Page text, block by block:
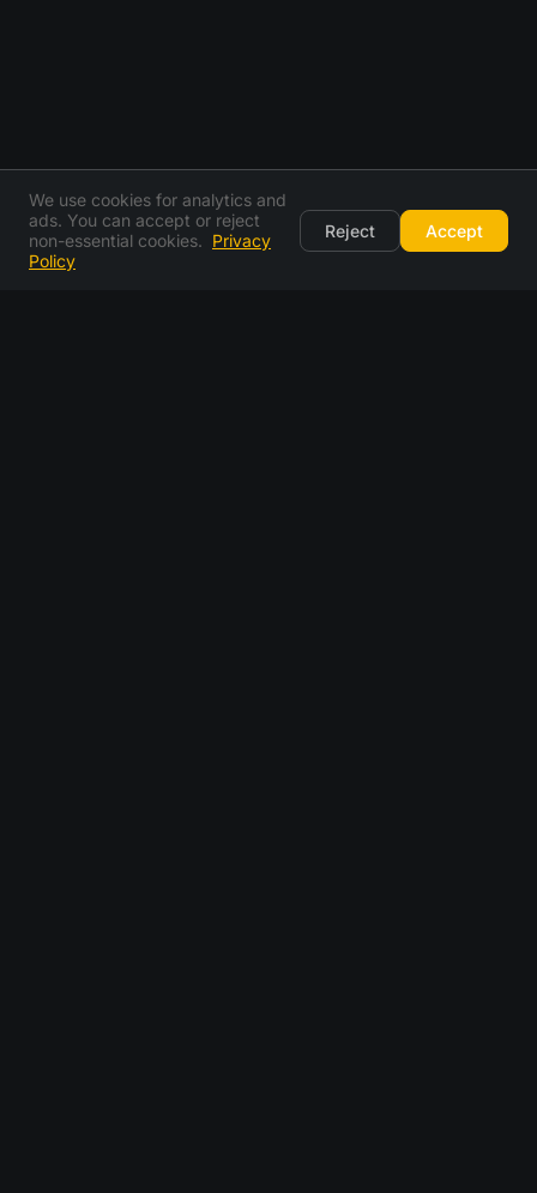
We use cookies for analytics and
ads. You can accept or reject
non-essential cookies. Privacy
Policy
Reject Accept